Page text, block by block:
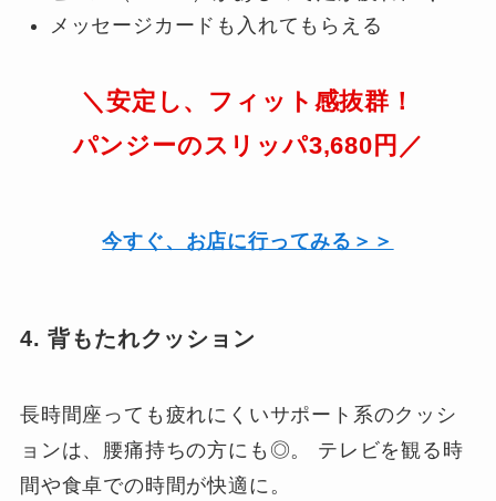
メッセージカードも入れてもらえる
＼安定し、フィット感抜群！
パンジーのスリッパ3,680円／
今すぐ、お店に行ってみる＞＞
4. 背もたれクッション
長時間座っても疲れにくいサポート系のクッシ
ョンは、腰痛持ちの方にも◎。 テレビを観る時
間や食卓での時間が快適に。